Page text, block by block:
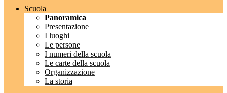
Scuola
Panoramica
Presentazione
I luoghi
Le persone
I numeri della scuola
Le carte della scuola
Organizzazione
La storia